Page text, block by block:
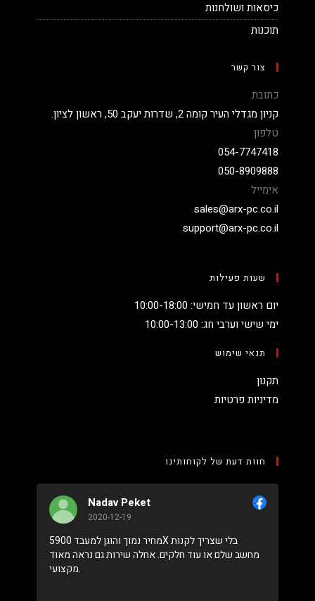
כיסאות ושולחנות
תוכנות
צור קשר
כתובת
קניון מגדלי העיר קומה 2, שדרות יעקב 50, ראשון לציון.
טלפון
054-7747418
050-8909888
אימייל
sales@arx-pc.co.il
support@arx-pc.co.il
שעות פעילות
יום ראשון עד חמישי: 10:00-18:00
ימי שישי וערבי חג: 10:00-13:00
תנאי שימוש
תקנון
מדיניות פרטיות
חוות דעת של לקוחותינו
Nadav Peket
2020-12-19
מחשב שלם או עוד חלקים. אחלה שירות גם נראה מאוד
שאלה שאפו